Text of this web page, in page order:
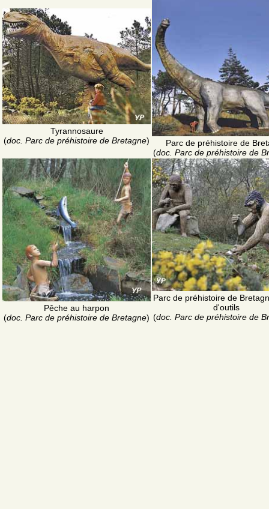
Tyrannosaure
(doc. Parc de préhistoire de Bretagne)
Parc de préhistoire de
(doc. Parc de préhistoire de
Pêche au harpon
(doc. Parc de préhistoire de Bretagne)
Parc de préhistoire de
d'outils
(doc. Parc de préhistoire de